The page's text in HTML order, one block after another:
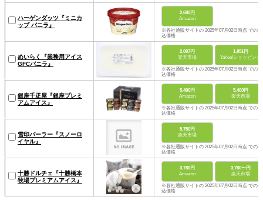
ハーゲンダッツ『ミニカ
ップ バニラ』
2,680円
Amazon
※各社通販サイトの 2025年07月02日時点 での税
込価格
めいらく『業務用アイス
GFCバニラ』
2,007円
楽天市場
1,951円
Yahoo!ショッピング
※各社通販サイトの 2025年07月02日時点 での税
込価格
銀座千疋屋『銀座プレミ
アムアイス』
5,400円
Amazon
5,400円
楽天市場
※各社通販サイトの 2025年07月02日時点 での税
込価格
雪印パーラー『スノーロ
イヤル』
5,750円
楽天市場
※各社通販サイトの 2025年07月02日時点 での税
込価格
十勝ドルチェ『十勝橋本
牧場プレミアムアイス』
3,780円
Amazon
3,780〜円
楽天市場
※各社通販サイトの 2025年07月02日時点 での税
込価格